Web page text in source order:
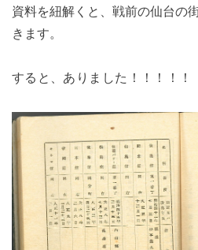
資料を紐解くと、戦前の仙台の
きます。
すると、ありました！！！！！